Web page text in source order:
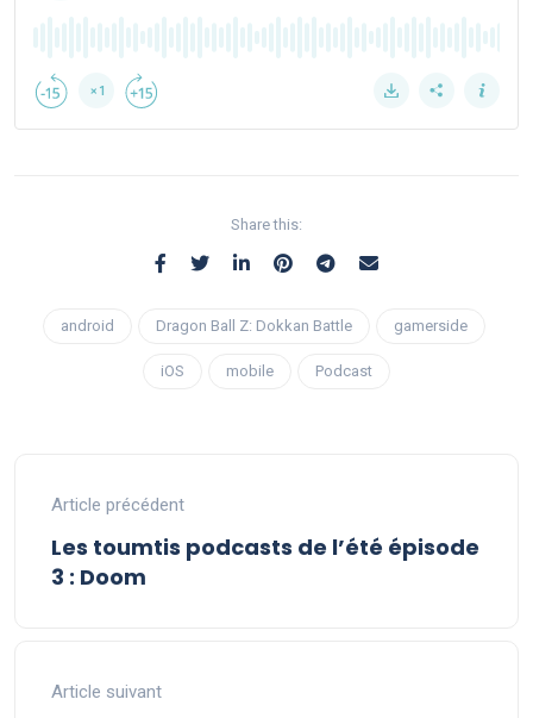
Share this:
android Dragon Ball Z: Dokkan Battle gamerside
iOS mobile Podcast
Article précédent
Les toumtis podcasts de l’été épisode
3 : Doom
Article suivant